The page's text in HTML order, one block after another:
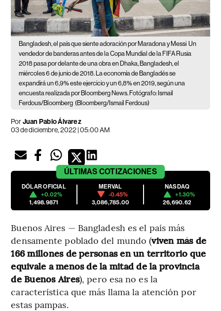
Bangladesh, el país que siente adoración por Maradona y Messi Un
vendedor de banderas antes de la Copa Mundial de la FIFA Rusia
2018 pasa por delante de una obra en Dhaka, Bangladesh, el
miércoles 6 de junio de 2018. La economía de Bangladés se
expandirá un 6,9% este ejercicio y un 6,8% en 2019, según una
encuesta realizada por Bloomberg News. Fotógrafo: Ismail
Ferdous/Bloomberg (Bloomberg/Ismail Ferdous)
PorJuan Pablo Álvarez
03 de diciembre, 2022 | 05:00 AM
ÚLTIMAS COTIZACIONES
DÓLAR OFICIAL
+0.02%
1,498.9871
MERVAL
-0.45%
3,086,785.00
NASDAQ
+1.30%
26,690.62
Buenos Aires — Bangladesh es el país más
densamente poblado del mundo (viven más de
166 millones de personas en un territorio que
equivale a menos de la mitad de la provincia
de Buenos Aires), pero esa no es la
característica que más llama la atención por
estas pampas.